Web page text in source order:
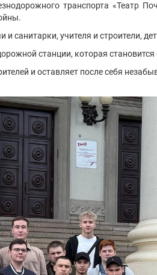
транспорта «Театр
санитарки, учителя и строители,
станции, которая
и оставляет после себя